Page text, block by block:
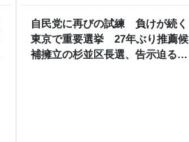
自民党に再びの試練 負けが続く
東京で重要選挙 27年ぶり推薦候
補擁立の杉並区長選、告示迫る -